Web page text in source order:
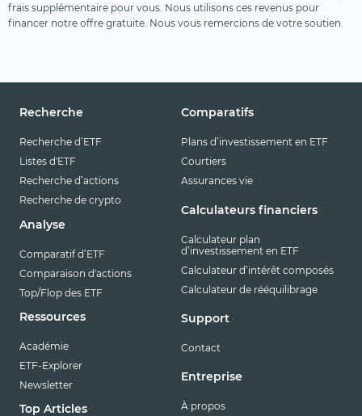
frais supplémentaire pour vous. Nous utilisons ces revenus pour
financer notre offre gratuite. Nous vous remercions de votre soutien.
Recherche
Recherche d’ETF
Listes d'ETF
Recherche d’actions
Recherche de crypto
Analyse
Comparatif d’ETF
Comparaison d'actions
Top/Flop des ETF
Ressources
Académie
ETF-Explorer
Newsletter
Top Articles
Comparatifs
Plans d’investissement en ETF
Courtiers
Assurances vie
Calculateurs financiers
Calculateur plan
d’investissement en ETF
Calculateur d’intérêt composés
Calculateur de rééquilibrage
Support
Contact
Entreprise
À propos